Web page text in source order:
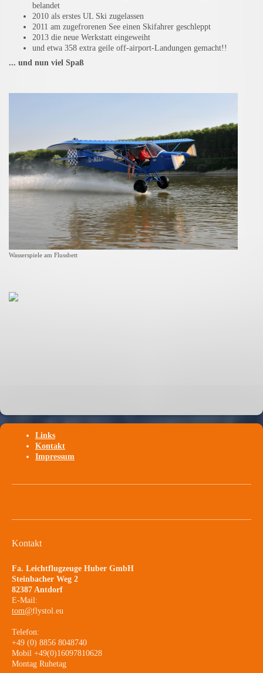
belandet
2010 als erstes UL Ski zugelassen
2011 am zugefrorenen See einen Skifahrer geschleppt
2013 die neue Werkstatt eingeweiht
und etwa 358 extra geile off-airport-Landungen gemacht!!
... und nun viel Spaß
Wasserspiele am Flussbett
Links
Kontakt
Impressum
Kontakt
Fa. Leichtflugzeuge Huber GmbH
Steinbacher Weg 2
82387 Antdorf
E-Mail:
tom@flystol.eu
Telefon:
+49 (0) 8856 8048740
Mobil +49(0)16097810628
Montag Ruhetag